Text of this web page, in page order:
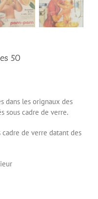
50
dans les orignaux des
sous cadre de verre.
cadre de verre datant des